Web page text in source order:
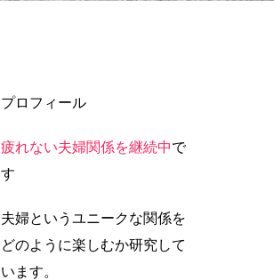
プロフィール
疲れない夫婦関係を継続中で
す
夫婦というユニークな関係を
どのように楽しむか研究して
います。